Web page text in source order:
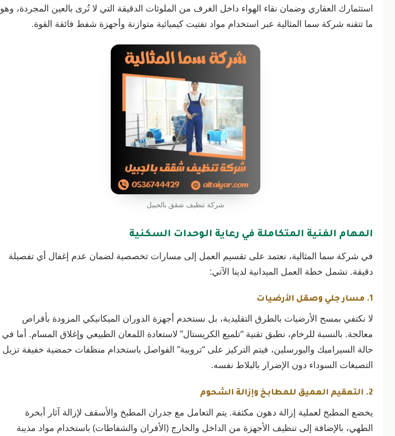
استثمارك العقاري وضمان نقاء الهواء داخل الغرف من الملوثات الدقيقة التي لا تُرى بالعين المجردة، وهو
ما تتقنه شركة سما المثالية عبر استخدام مواد تفتيت كيميائية متوازنة وأجهزة شفط فائقة القوة.
شركة تنظيف شقق بالجبيل
المهام الفنية المتكاملة في رعاية الوحدات السكنية
في شركة سما المثالية، نعتمد على تقسيم العمل إلى مسارات تخصصية لضمان عدم إغفال أي تفصيلة
دقيقة. تشمل خطة العمل الميدانية لدينا الآتي:
1. مسار جلي وصقل الأرضيات
لا نكتفي بمسح الأرضيات بالطرق التقليدية، بل نستخدم أجهزة الدوران الميكانيكي المزودة بأقراص
معالجة. بالنسبة للرخام، نطبق تقنية “تلميع الكريستال” لاستعادة اللمعان الطبيعي وإغلاق المسام. أما في
حالة السيراميك والبورسلين، فيتم التركيز على “ترويبة” الفواصل باستخدام منظفات حمضية خفيفة تزيل
التصبغات السوداء دون الإضرار بالبلاط نفسه.
2. التعقيم العميق للمطابخ وإزالة الشحوم
يخضع المطبخ لعملية إزالة دهون مكثفة. يتم التعامل مع جدران المطبخ والأسقف لإزالة آثار أبخرة
الطهي، بالإضافة إلى تنظيف الأجهزة من الداخل والخارج (الأفران والشفاطات) باستخدام مواد مذيبة